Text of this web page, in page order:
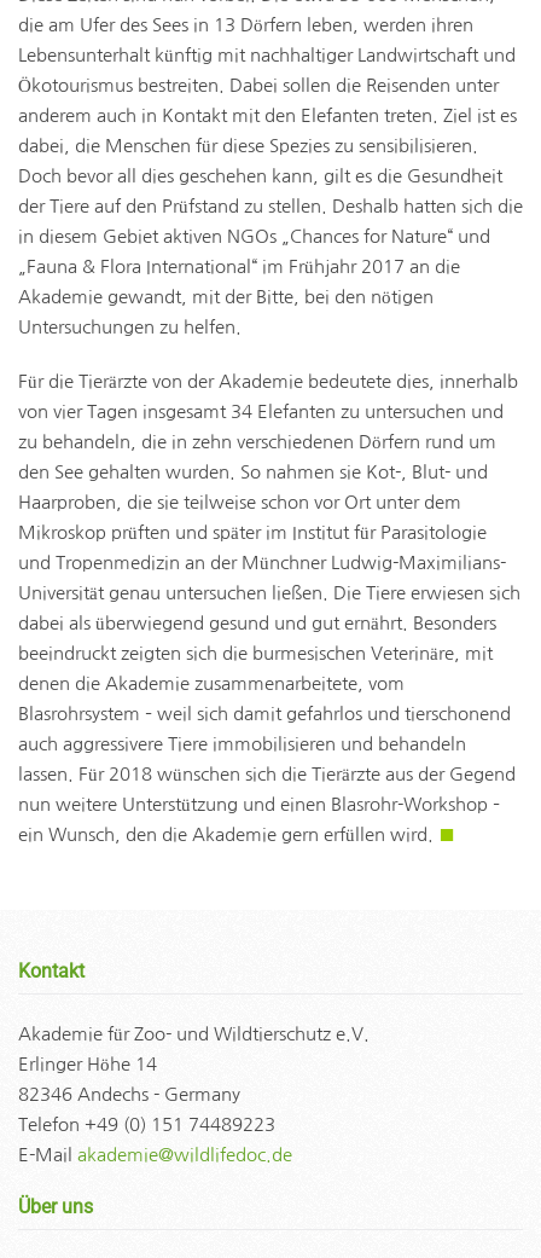
die am Ufer des Sees in 13 Dörfern leben, werden ihren
Lebensunterhalt künftig mit nachhaltiger Landwirtschaft und
Ökotourismus bestreiten. Dabei sollen die Reisenden unter
anderem auch in Kontakt mit den Elefanten treten. Ziel ist es
dabei, die Menschen für diese Spezies zu sensibilisieren.
Doch bevor all dies geschehen kann, gilt es die Gesundheit
der Tiere auf den Prüfstand zu stellen. Deshalb hatten sich die
in diesem Gebiet aktiven NGOs „Chances for Nature“ und
„Fauna & Flora International“ im Frühjahr 2017 an die
Akademie gewandt, mit der Bitte, bei den nötigen
Untersuchungen zu helfen.
Für die Tierärzte von der Akademie bedeutete dies, innerhalb
von vier Tagen insgesamt 34 Elefanten zu untersuchen und
zu behandeln, die in zehn verschiedenen Dörfern rund um
den See gehalten wurden. So nahmen sie Kot-, Blut- und
Haarproben, die sie teilweise schon vor Ort unter dem
Mikroskop prüften und später im Institut für Parasitologie
und Tropenmedizin an der Münchner Ludwig-Maximilians-
Universität genau untersuchen ließen. Die Tiere erwiesen sich
dabei als überwiegend gesund und gut ernährt. Besonders
beeindruckt zeigten sich die burmesischen Veterinäre, mit
denen die Akademie zusammenarbeitete, vom
Blasrohrsystem – weil sich damit gefahrlos und tierschonend
auch aggressivere Tiere immobilisieren und behandeln
lassen. Für 2018 wünschen sich die Tierärzte aus der Gegend
nun weitere Unterstützung und einen Blasrohr-Workshop –
ein Wunsch, den die Akademie gern erfüllen wird.
■
Kontakt
Akademie für Zoo- und Wildtierschutz e.V.
Erlinger Höhe 14
82346 Andechs - Germany
Telefon +49 (0) 151 74489223
E-Mail akademie@wildlifedoc.de
Über uns